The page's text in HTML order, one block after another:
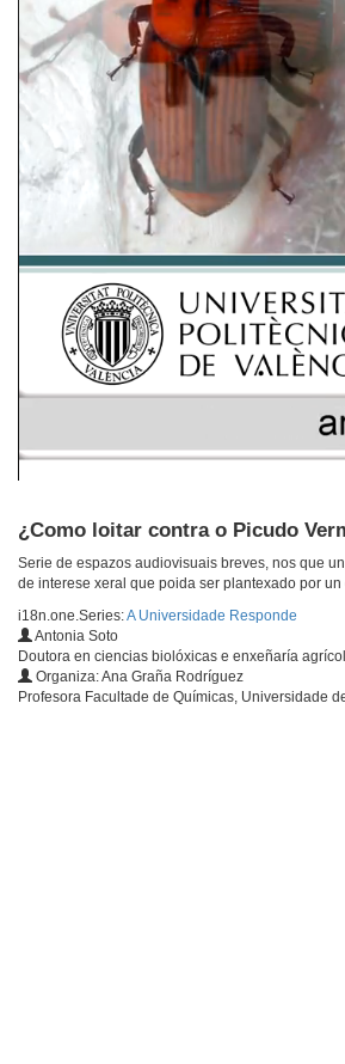
¿Como loitar contra o Picudo
Serie de espazos audiovisuais breves, nos que
de interese xeral que poida ser plantexado por
i18n.one.Series:A Universidade Responde
Antonia Soto
Doutora en ciencias biolóxicas e enxeñaría
Organiza: Ana Graña Rodríguez
Profesora Facultade de Químicas, Universidade